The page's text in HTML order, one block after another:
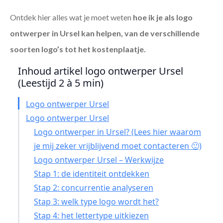
Ontdek hier alles wat je moet weten hoe ik je als logo
ontwerper in Ursel kan helpen, van de verschillende
soorten logo’s tot het kostenplaatje.
Inhoud artikel logo ontwerper Ursel
(Leestijd 2 à 5 min)
Logo ontwerper Ursel
Logo ontwerper Ursel
Logo ontwerper in Ursel? (Lees hier waarom
je mij zeker vrijblijvend moet contacteren 🙂)
Logo ontwerper Ursel – Werkwijze
Stap 1: de identiteit ontdekken
Stap 2: concurrentie analyseren
Stap 3: welk type logo wordt het?
Stap 4: het lettertype uitkiezen